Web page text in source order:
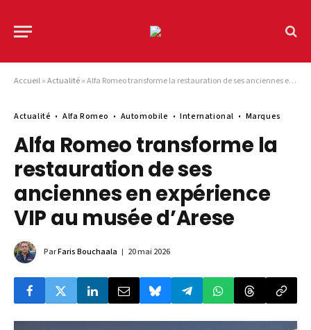
Accueil»Actualité»Alfa Romeo transforme la restauration de ses anciennes en expérience VIP au musée d’Arese
Actualité Alfa Romeo Automobile International Marques
Alfa Romeo transforme la
restauration de ses
anciennes en expérience
VIP au musée d’Arese
ParFaris Bouchaala 20 mai 2026